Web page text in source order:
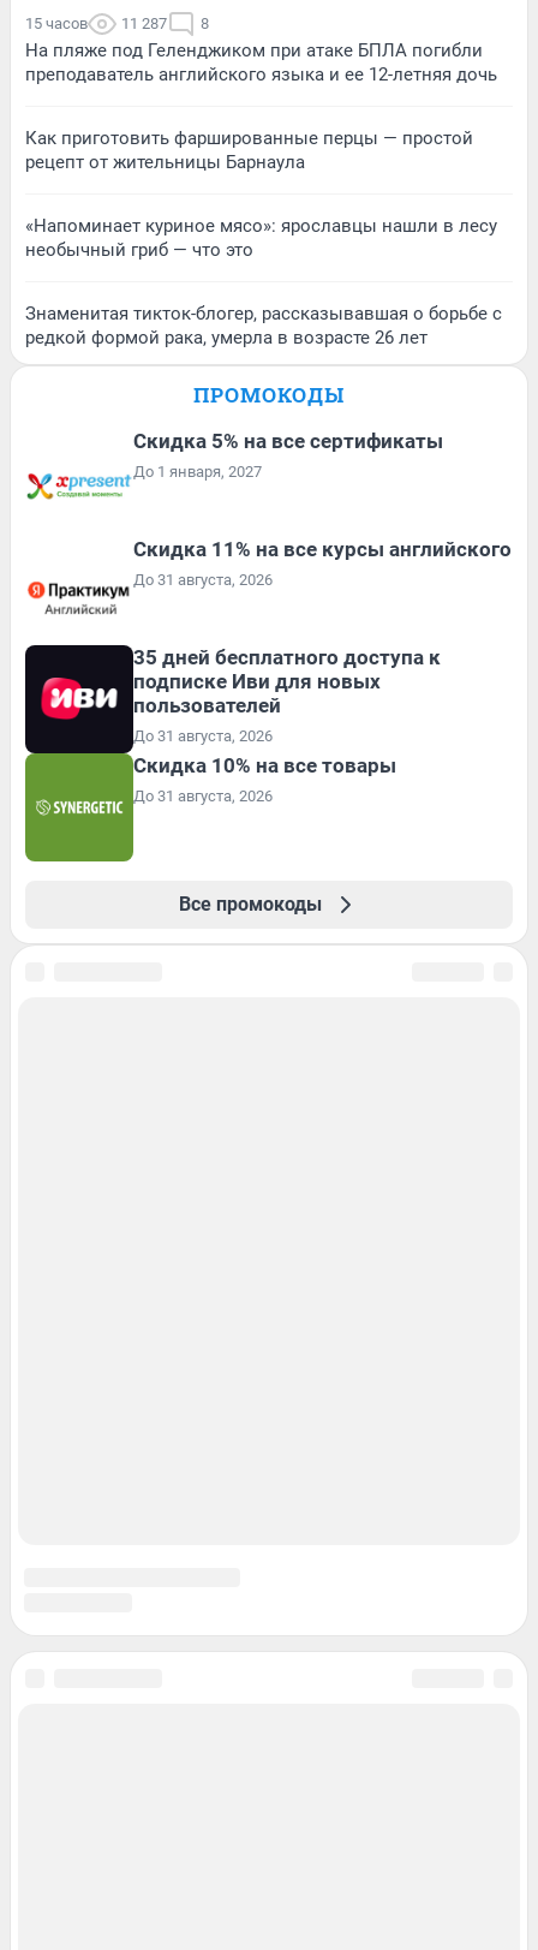
15 часов 11 287 8
На пляже под Геленджиком при атаке БПЛА погибли
преподаватель английского языка и ее 12-летняя дочь
Как приготовить фаршированные перцы — простой
рецепт от жительницы Барнаула
«Напоминает куриное мясо»: ярославцы нашли в лесу
необычный гриб — что это
Знаменитая тикток-блогер, рассказывавшая о борьбе с
редкой формой рака, умерла в возрасте 26 лет
ПРОМОКОДЫ
Скидка 5% на все сертификаты
До 1 января, 2027
Скидка 11% на все курсы английского
До 31 августа, 2026
35 дней бесплатного доступа к
подписке Иви для новых
пользователей
До 31 августа, 2026
Скидка 10% на все товары
До 31 августа, 2026
Все промокоды